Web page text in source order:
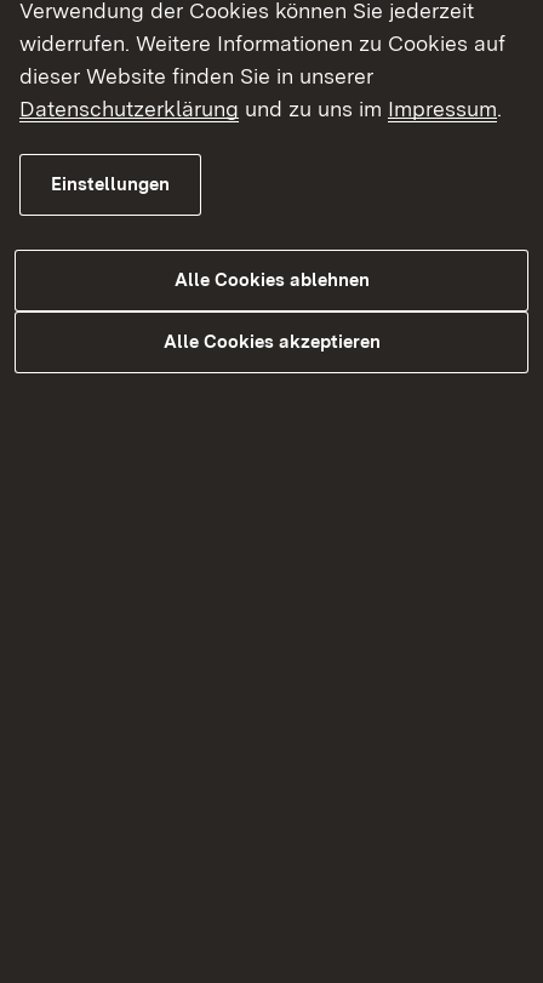
Verwendung der Cookies können Sie jederzeit
widerrufen. Weitere Informationen zu Cookies auf
dieser Website finden Sie in unserer
Datenschutzerklärung und zu uns im Impressum.
Einstellungen
Alle Cookies ablehnen
Alle Cookies akzeptieren